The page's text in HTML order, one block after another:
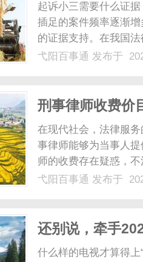
起诉小三需要什么证
插足的案件频率逐渐
的证据支持。在我国
并未直接规定第三者
弋阳百事通 发布于
刑事律师收费价
在现代社会，法律服
事律师能够为当事人
师的收费存在疑惑，
律师收费价目表”这一
弋阳百事通 发布于
还别说，牵手
黑晶臻彩屏
什么样的电视才算得